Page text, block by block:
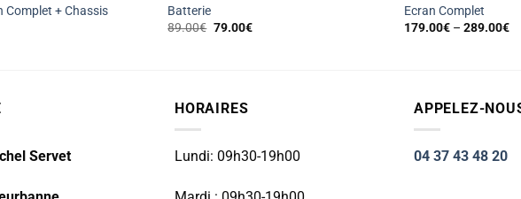
Complet + Chassis
Batterie
89.00€ Le
79.00€Le
Ecran Complet
179.00€– 289.00€
Servet
HORAIRES
Lundi: 09h30-19h00
APPELEZ-
04 37 43 48 20